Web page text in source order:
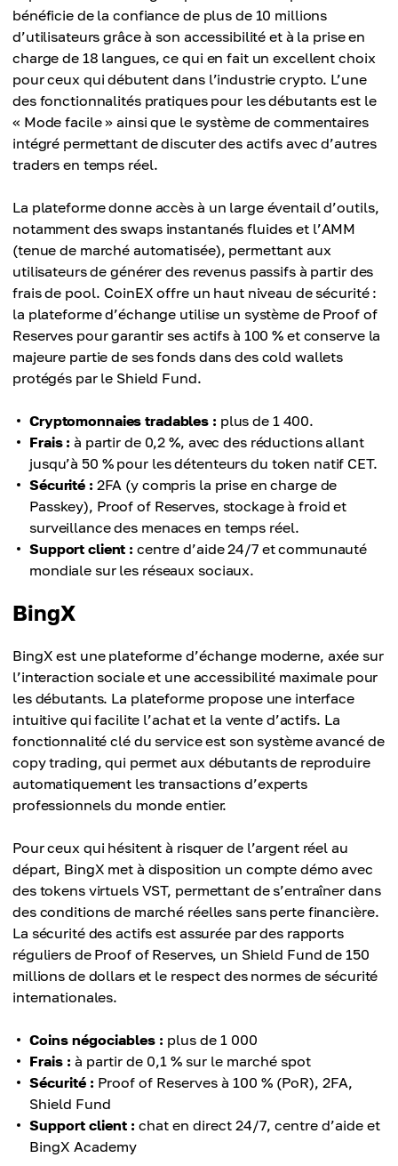
bénéficie de la confiance de plus de 10 millions
d’utilisateurs grâce à son accessibilité et à la prise en
charge de 18 langues, ce qui en fait un excellent choix
pour ceux qui débutent dans l’industrie crypto. L’une
des fonctionnalités pratiques pour les débutants est le
« Mode facile » ainsi que le système de commentaires
intégré permettant de discuter des actifs avec d’autres
traders en temps réel.
La plateforme donne accès à un large éventail d’outils,
notamment des swaps instantanés fluides et l’AMM
(tenue de marché automatisée), permettant aux
utilisateurs de générer des revenus passifs à partir des
frais de pool. CoinEX offre un haut niveau de sécurité :
la plateforme d’échange utilise un système de Proof of
Reserves pour garantir ses actifs à 100 % et conserve la
majeure partie de ses fonds dans des cold wallets
protégés par le Shield Fund.
Cryptomonnaies tradables : plus de 1 400.
Frais : à partir de 0,2 %, avec des réductions allant
jusqu’à 50 % pour les détenteurs du token natif CET.
Sécurité : 2FA (y compris la prise en charge de
Passkey), Proof of Reserves, stockage à froid et
surveillance des menaces en temps réel.
Support client : centre d’aide 24/7 et communauté
mondiale sur les réseaux sociaux.
BingX
BingX est une plateforme d’échange moderne, axée sur
l’interaction sociale et une accessibilité maximale pour
les débutants. La plateforme propose une interface
intuitive qui facilite l’achat et la vente d’actifs. La
fonctionnalité clé du service est son système avancé de
copy trading, qui permet aux débutants de reproduire
automatiquement les transactions d’experts
professionnels du monde entier.
Pour ceux qui hésitent à risquer de l’argent réel au
départ, BingX met à disposition un compte démo avec
des tokens virtuels VST, permettant de s’entraîner dans
des conditions de marché réelles sans perte financière.
La sécurité des actifs est assurée par des rapports
réguliers de Proof of Reserves, un Shield Fund de 150
millions de dollars et le respect des normes de sécurité
internationales.
Coins négociables : plus de 1 000
Frais : à partir de 0,1 % sur le marché spot
Sécurité : Proof of Reserves à 100 % (PoR), 2FA,
Shield Fund
Support client : chat en direct 24/7, centre d’aide et
BingX Academy